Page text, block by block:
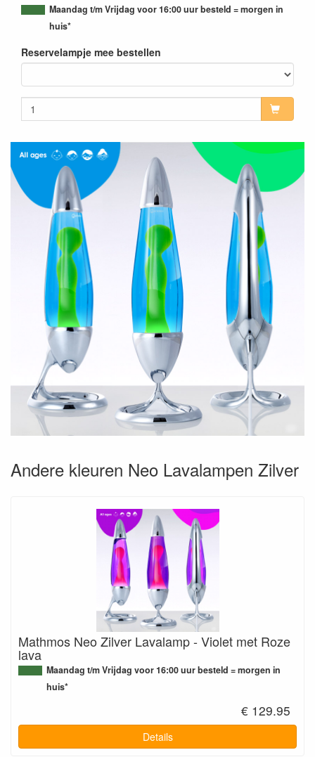
Maandag t/m Vrijdag voor 16:00 uur besteld = morgen in
huis*
Reservelampje mee bestellen
Andere kleuren Neo Lavalampen Zilver
Mathmos Neo Zilver Lavalamp - Violet met Roze
lava
Maandag t/m Vrijdag voor 16:00 uur besteld = morgen in
huis*
€ 129.95
Details